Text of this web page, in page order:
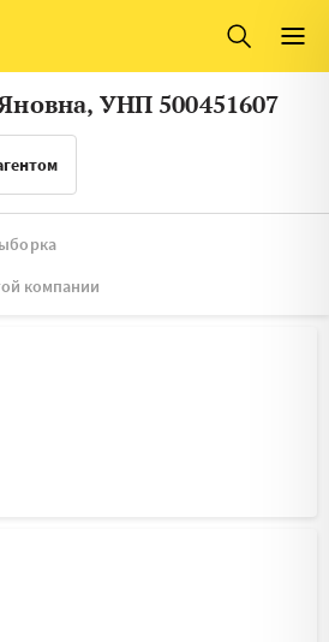
Литва
УНП 500451607
компании